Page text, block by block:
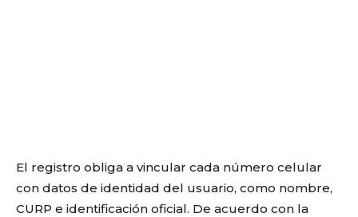
El registro obliga a vincular cada número celular
con datos de identidad del usuario, como nombre,
CURP e identificación oficial. De acuerdo con la